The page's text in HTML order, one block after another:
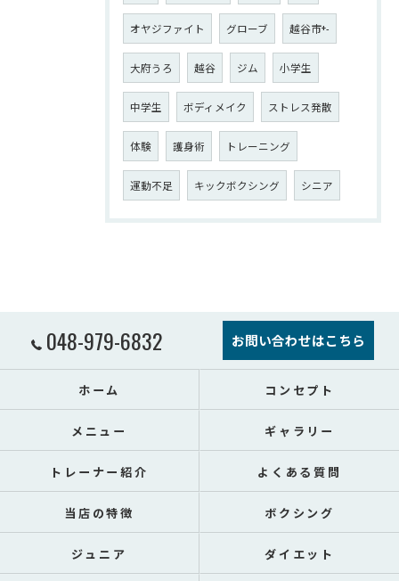
オヤジファイト グローブ 越谷市+-
大府うろ 越谷 ジム 小学生
中学生 ボディメイク ストレス発散
体験 護身術 トレーニング
運動不足 キックボクシング シニア
048-979-6832 お問い合わせはこちら
ホーム コンセプト
メニュー ギャラリー
トレーナー紹介 よくある質問
当店の特徴 ボクシング
ジュニア ダイエット